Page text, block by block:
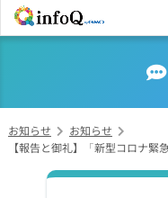
お知らせ
お知らせ
【報告と御礼】「新型コロナ